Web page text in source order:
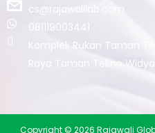
cs@rajawalilab.com
081119003441
Komplek Rukan Taman
Raya Taman Tekno
Copyright © 2026 Rajawali